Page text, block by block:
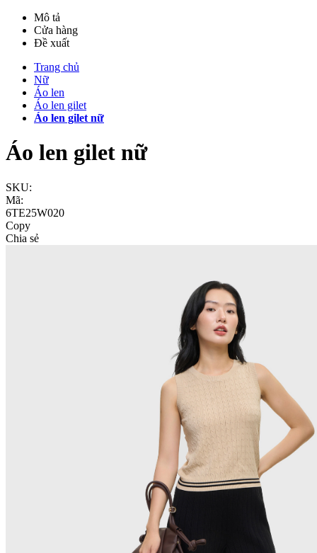
Mô tả
Cửa hàng
Đề xuất
Trang chủ
Nữ
Áo len
Áo len gilet
Áo len gilet nữ
Áo len gilet nữ
SKU:
Mã:
6TE25W020
Copy
Chia sẻ